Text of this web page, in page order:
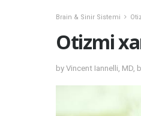
Brain & Sinir Sistemi
Otizmi
by Vincent Iannelli, MD,